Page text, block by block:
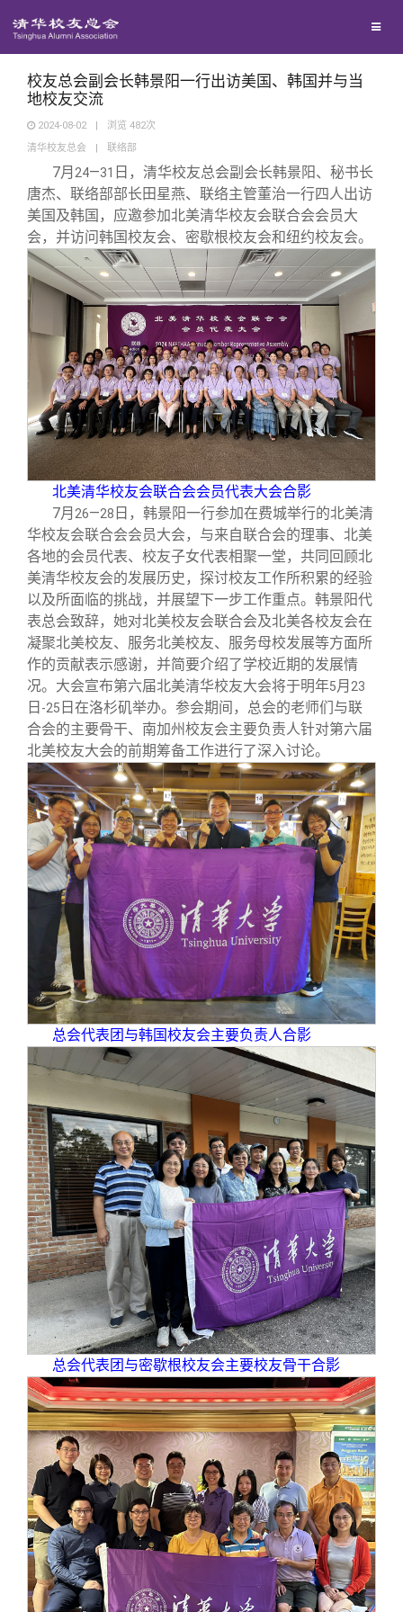
地区联络
年级联络
院系校友工作
专业委员会
兴趣群体
西南联大校友会
回馈母校
捐赠项目
捐赠新闻
捐赠纪事
捐赠方法
义工计划
媒体平台
《清华校友通讯》
《水木清华》
我要订阅
新媒体平台
百年清华
清华人物
清华故事
青春风采
校友文苑
校友讲坛
校友视界
校友服务
终身学习
信息化服务
三创大赛
实用信息
校友总会
总会简介
会长致辞
总会章程
理事会名单
制度法规
联系我们
关闭
校友总会副会长韩景阳一行出访美国、韩国并与当
地校友交流
2024-08-02 | 浏览 482次
清华校友总会
| 联络部
7月 24—31 日，清华校友总会副会长韩景阳、秘书长
唐杰、联络部部长田星燕、联络主管董治一行四人出访
美国及韩国，应邀参加北美清华校友会联合会会员大
会，并访问韩国校友会、密歇根校友会和纽约校友会。
北美清华校友会联合会会员代表大会合影
7月 26—28 日，韩景阳一行参加在费城举行的北美清
华校友会联合会会员大会，与来自联合会的理事、北美
各地的会员代表、校友子女代表相聚一堂，共同回顾北
美清华校友会的发展历史，探讨校友工作所积累的经验
以及所面临的挑战，并展望下一步工作重点。韩景阳代
表总会致辞，她对北美校友会联合会及北美各校友会在
凝聚北美校友、服务北美校友、服务母校发展等方面所
作的贡献表示感谢，并简要介绍了学校近期的发展情
况。大会宣布第六届北美清华校友大会将于明年5月 23
日 -25 日在洛杉矶举办。参会期间，总会的老师们与联
合会的主要骨干、南加州校友会主要负责人针对第六届
北美校友大会的前期筹备工作进行了深入讨论。
总会代表团与韩国校友会主要负责人合影
总会代表团与密歇根校友会主要校友骨干合影